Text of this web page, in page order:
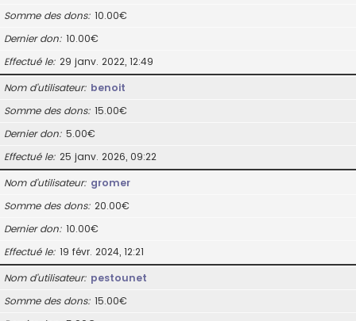
Somme des dons 10.00€
Dernier don 10.00€
Effectué le 29 janv. 2022, 12:49
Nom d’utilisateur benoit
Somme des dons 15.00€
Dernier don 5.00€
Effectué le 25 janv. 2026, 09:22
Nom d’utilisateur gromer
Somme des dons 20.00€
Dernier don 10.00€
Effectué le 19 févr. 2024, 12:21
Nom d’utilisateur pestounet
Somme des dons 15.00€